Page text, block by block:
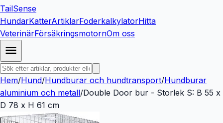
TailSense
HundarKatterArtiklarFoderkalkylatorHitta
VeterinärFörsäkringsmotornOm oss
Hem/Hund/Hundburar och hundtransport/Hundburar
aluminium och metall/Double Door bur - Storlek S: B 55 x
D 78 x H 61 cm